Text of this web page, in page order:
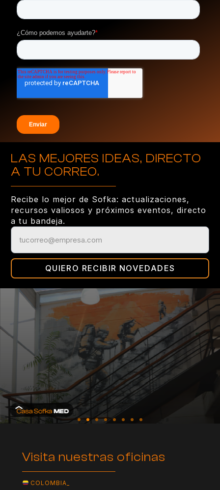
LAS MEJORES IDEAS, DIRECTO
A TU CORREO.
Recibe lo mejor de Sofka: actualizaciones,
recursos valiosos y próximos eventos, directo
a tu bandeja.
QUIERO RECIBIR NOVEDADES
Visita nuestras oficinas
COLOMBIA_